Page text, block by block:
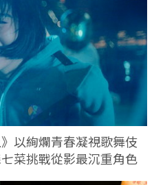
以絢爛青春凝視歌舞伎
菜挑戰從影最沉重角色